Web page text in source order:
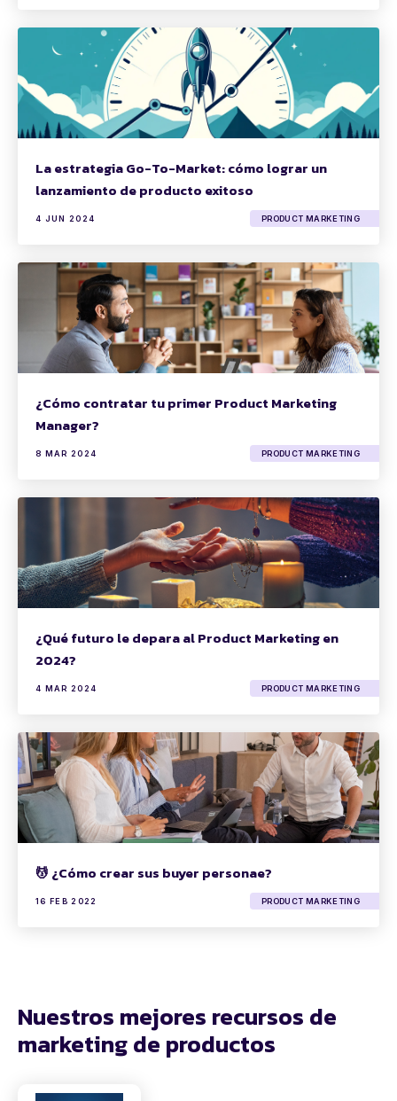
La estrategia Go-To-Market: cómo lograr un
lanzamiento de producto exitoso
4 JUN 2024 PRODUCT MARKETING
¿Cómo contratar tu primer Product Marketing
Manager?
8 MAR 2024 PRODUCT MARKETING
¿Qué futuro le depara al Product Marketing en
2024?
4 MAR 2024 PRODUCT MARKETING
💆 ¿Cómo crear sus buyer personae?
16 FEB 2022 PRODUCT MARKETING
Nuestros mejores recursos de
marketing de productos